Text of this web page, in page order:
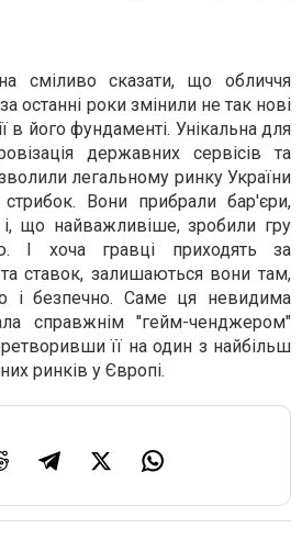
сміливо сказати, що обличчя
останні роки змінили не так нові
в його фундаменті. Унікальна для
державних сервісів та
легальному ринку України
Вони прибрали бар'єри,
що найважливіше, зробили гру
І хоча гравці приходять за
ставок, залишаються вони там,
і безпечно. Саме ця невидима
справжнім "гейм-ченджером"
її на один з найбільш
ринків у Європі.